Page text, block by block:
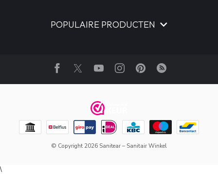
POPULAIRE PRODUCTEN
© Copyright 2026 Sanitear – Sanitair Winkel
\